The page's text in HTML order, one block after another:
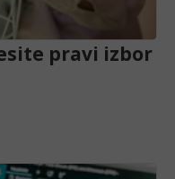
pravi izbor